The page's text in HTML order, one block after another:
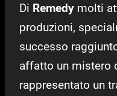
Di Remedy molti
produzioni,
successo
affatto un mistero
rappresentato un